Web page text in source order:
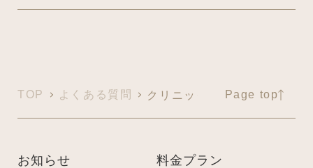
TOP よくある質問 クリニック Page top
お知らせ
料金プラン